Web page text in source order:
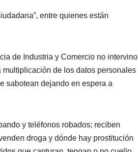
entre quienes están
de Industria y Comercio no intervino
multiplicación de los datos personales
sabotean dejando en espera a
y teléfonos robados; reciben
droga y dónde hay prostitución